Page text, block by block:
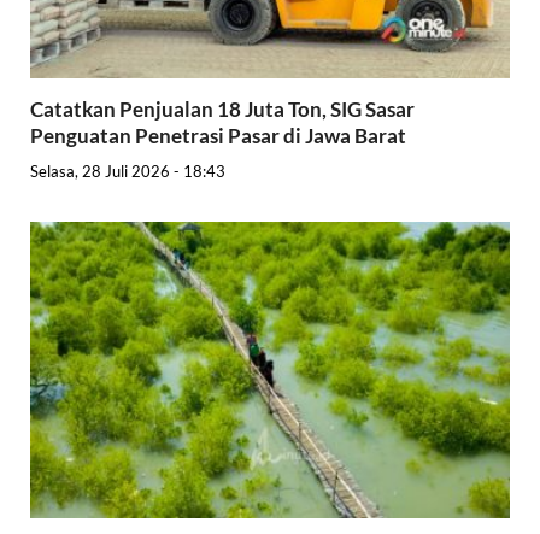
Catatkan Penjualan 18 Juta Ton, SIG Sasar
Penguatan Penetrasi Pasar di Jawa Barat
Selasa, 28 Juli 2026 - 18:43